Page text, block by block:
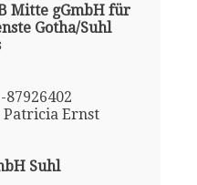
Mitte gGmbH für
Gotha/Suhl
Ernst
Suhl